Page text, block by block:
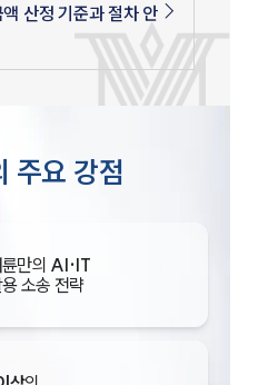
산정 기준과 절차 안
주요 강점
만의 AI·IT
소송 전략